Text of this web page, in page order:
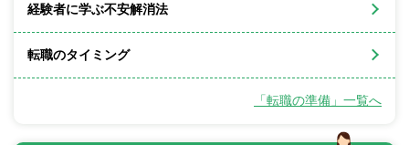
経験者に学ぶ不安解消法
転職のタイミング
「転職の準備」一覧へ